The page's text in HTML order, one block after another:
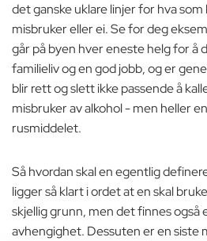
det ganske uklare linjer for hva
misbruker eller ei. Se for deg
går på byen hver eneste helg for å
familieliv og en god jobb, og er
blir rett og slett ikke passende å
misbruker av alkohol - men heller
rusmiddelet.
Så hvordan skal en egentlig
ligger så klart i ordet at en skal
skjellig grunn, men det finnes også
avhengighet. Dessuten er en siste